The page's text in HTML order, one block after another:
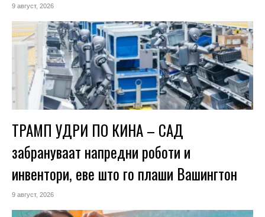
9 август, 2026
ТРАМП УДРИ ПО КИНА – САД
забрануваат напредни роботи и
инвентори, еве што го плаши Вашингтон
9 август, 2026